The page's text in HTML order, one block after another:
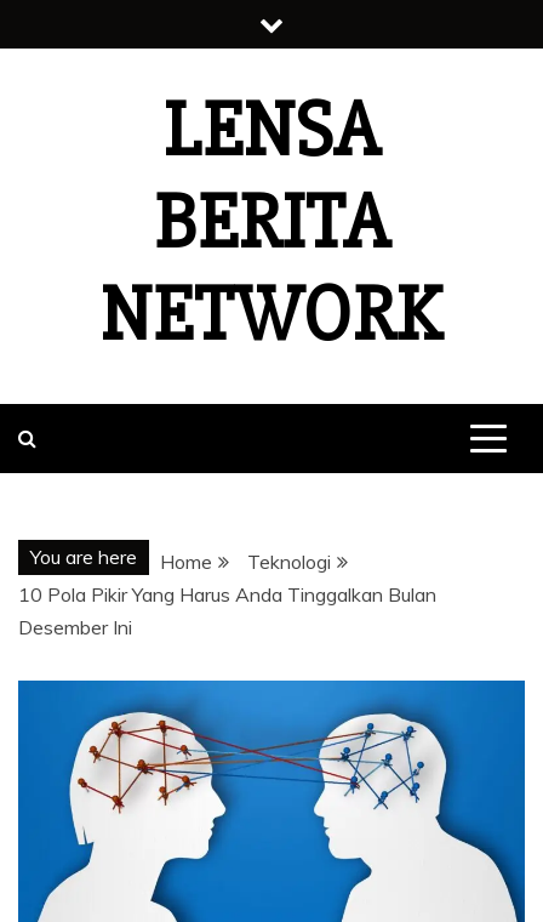
to
LENSA
BERITA
NETWORK
You are here Home
Teknologi
10 Pola Pikir Yang Harus Anda Tinggalkan Bulan
Desember Ini